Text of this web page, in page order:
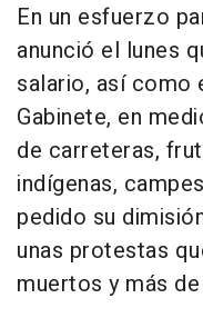
En un esfuerzo
anunció el lunes
salario, así como
Gabinete, en
de carreteras,
indígenas,
pedido su
unas protestas
muertos y más